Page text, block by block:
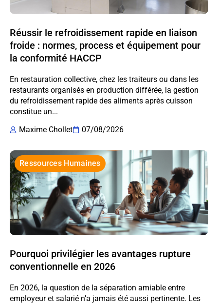
Réussir le refroidissement rapide en liaison
froide : normes, process et équipement pour
la conformité HACCP
En restauration collective, chez les traiteurs ou dans les
restaurants organisés en production différée, la gestion
du refroidissement rapide des aliments après cuisson
constitue un...
Maxime Chollet
07/08/2026
Ressources Humaines
Pourquoi privilégier les avantages rupture
conventionnelle en 2026
En 2026, la question de la séparation amiable entre
employeur et salarié n’a jamais été aussi pertinente. Les